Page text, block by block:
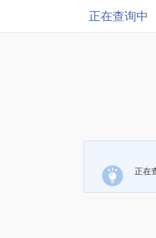
正在查询中
正在